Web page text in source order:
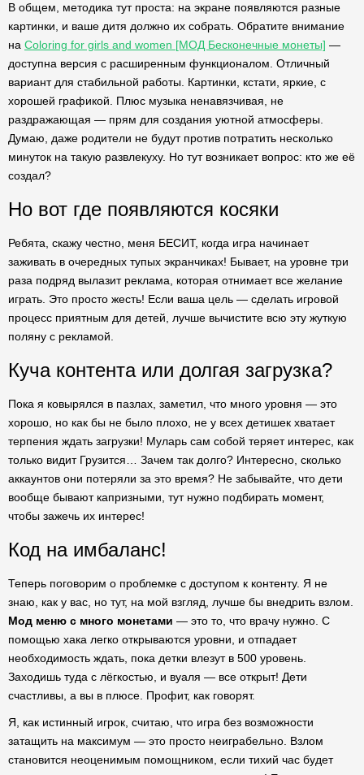
В общем, методика тут проста: на экране появляются разные
картинки, и ваше дитя должно их собрать. Обратите внимание
на Coloring for girls and women [МОД Бесконечные монеты] —
доступна версия с расширенным функционалом. Отличный
вариант для стабильной работы. Картинки, кстати, яркие, с
хорошей графикой. Плюс музыка ненавязчивая, не
раздражающая — прям для создания уютной атмосферы.
Думаю, даже родители не будут против потратить несколько
минуток на такую развлекуху. Но тут возникает вопрос: кто же её
создал?
Но вот где появляются косяки
Ребята, скажу честно, меня БЕСИТ, когда игра начинает
заживать в очередных тупых экранчиках! Бывает, на уровне три
раза подряд вылазит реклама, которая отнимает все желание
играть. Это просто жесть! Если ваша цель — сделать игровой
процесс приятным для детей, лучше вычистите всю эту жуткую
поляну с рекламой.
Куча контента или долгая загрузка?
Пока я ковырялся в пазлах, заметил, что много уровня — это
хорошо, но как бы не было плохо, не у всех детишек хватает
терпения ждать загрузки! Муларь сам собой теряет интерес, как
только видит Грузится… Зачем так долго? Интересно, сколько
аккаунтов они потеряли за это время? Не забывайте, что дети
вообще бывают капризными, тут нужно подбирать момент,
чтобы зажечь их интерес!
Код на имбаланс!
Теперь поговорим о проблемке с доступом к контенту. Я не
знаю, как у вас, но тут, на мой взгляд, лучше бы внедрить взлом.
Мод меню с много монетами — это то, что врачу нужно. С
помощью хака легко открываются уровни, и отпадает
необходимость ждать, пока детки влезут в 500 уровень.
Заходишь туда с лёгкостью, и вуаля — все открыт! Дети
счастливы, а вы в плюсе. Профит, как говорят.
Я, как истинный игрок, считаю, что игра без возможности
затащить на максимум — это просто неиграбельно. Взлом
становится неоценимым помощником, если тихий час будет